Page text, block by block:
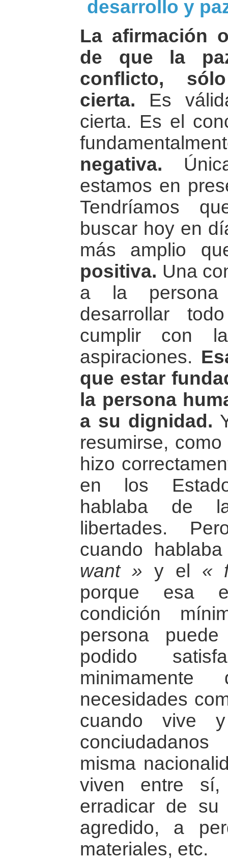
desarrollo y
La afirmación
de que la
conflicto,
cierta. Es
cierta. Es el
negativa.
estamos en
Tendríamos
buscar hoy en
más amplio
positiva. Una
a la
desarrollar
cumplir con
aspiraciones.
que estar
la persona
a su dignidad.
resumirse,
hizo
en los
hablaba de
libertades.
cuando
want » y el «
porque esa
condición
persona
podido
necesidades
cuando vive
misma
viven entre
erradicar de
agredido, a
materiales, etc.